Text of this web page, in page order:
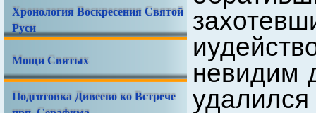
Хронология Воскресения Святой
Руси
Мощи Святых
Подготовка Дивеево ко Встрече
невидим
удалился